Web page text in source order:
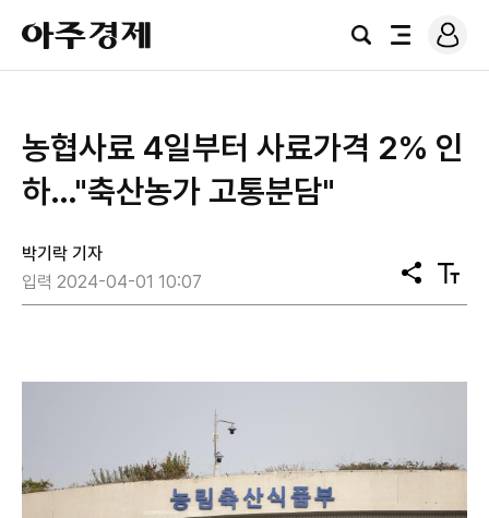
아
주
경
검
전
로
그
농협사료 4일부터 사료가격 2% 인
하…"축산농가 고통분담"
박기락 기자
입력 2024-04-01 10:07
공
유
텍
스